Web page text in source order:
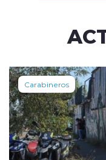
Carabineros